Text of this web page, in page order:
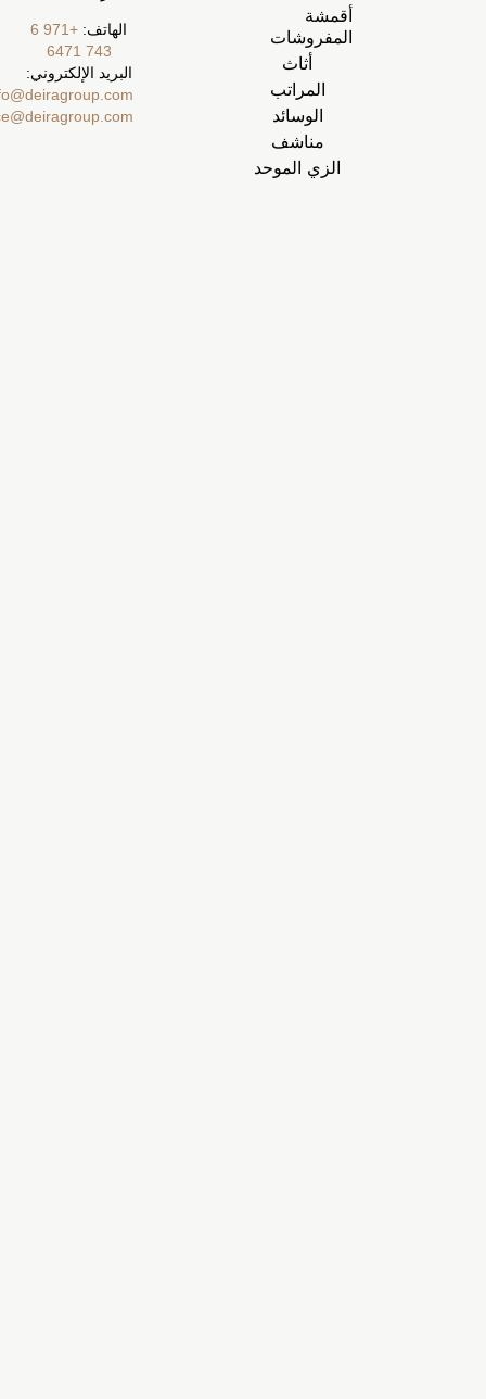
المفروشات
الزي الموحد
+971 6
البريد الإلكتروني:
info@deiragroup.com
ecommerce@deiragroup.com